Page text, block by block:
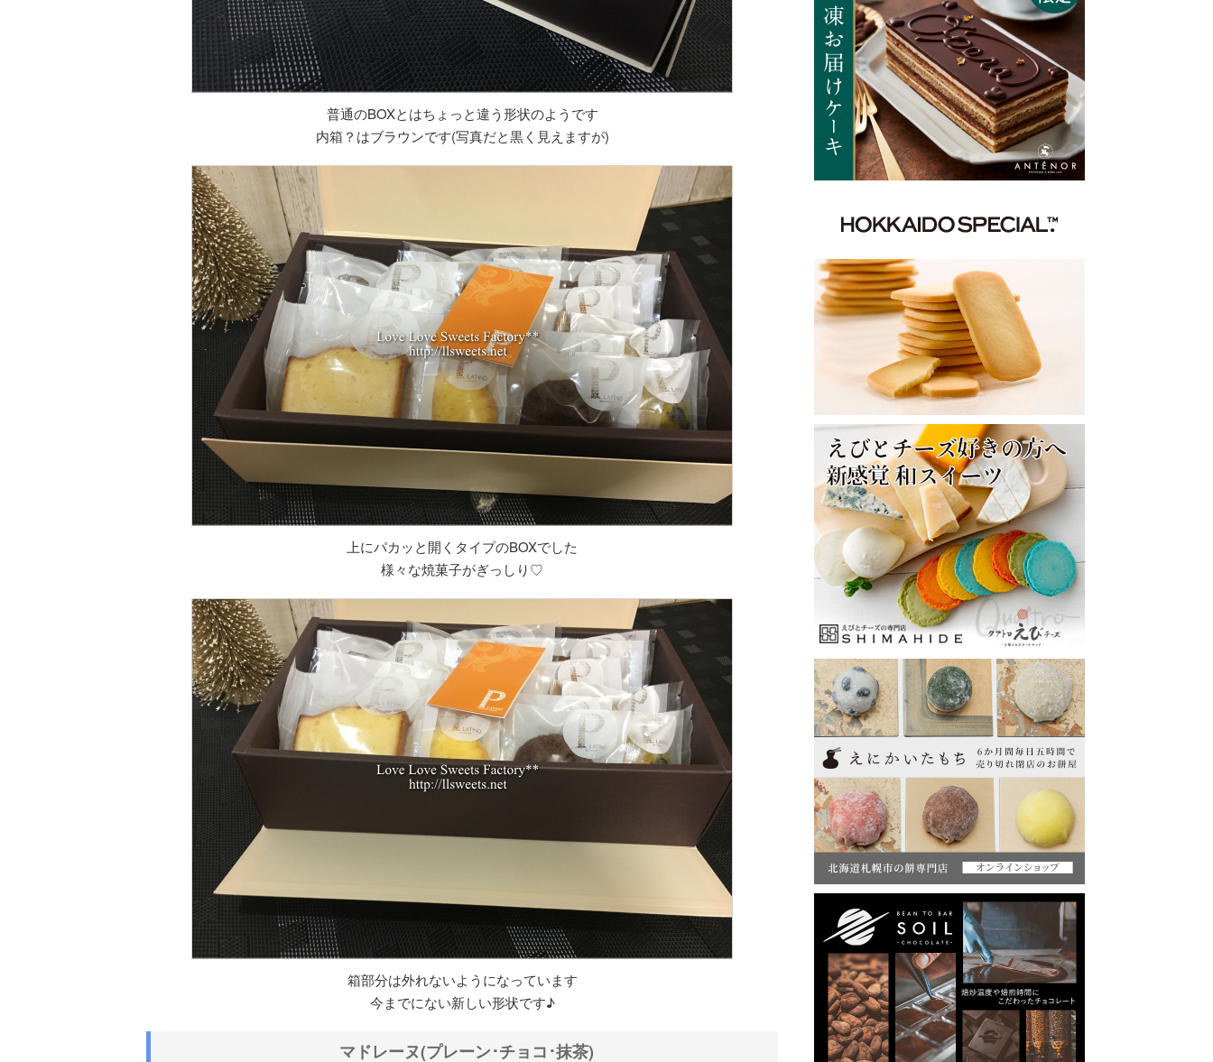
普通のBOXとはちょっと違う形状のようです
内箱？はブラウンです(写真だと黒く見えますが)
上にパカッと開くタイプのBOXでした
様々な焼菓子がぎっしり♡
箱部分は外れないようになっています
今までにない新しい形状です♪
マドレーヌ(プレーン･チョコ･抹茶)